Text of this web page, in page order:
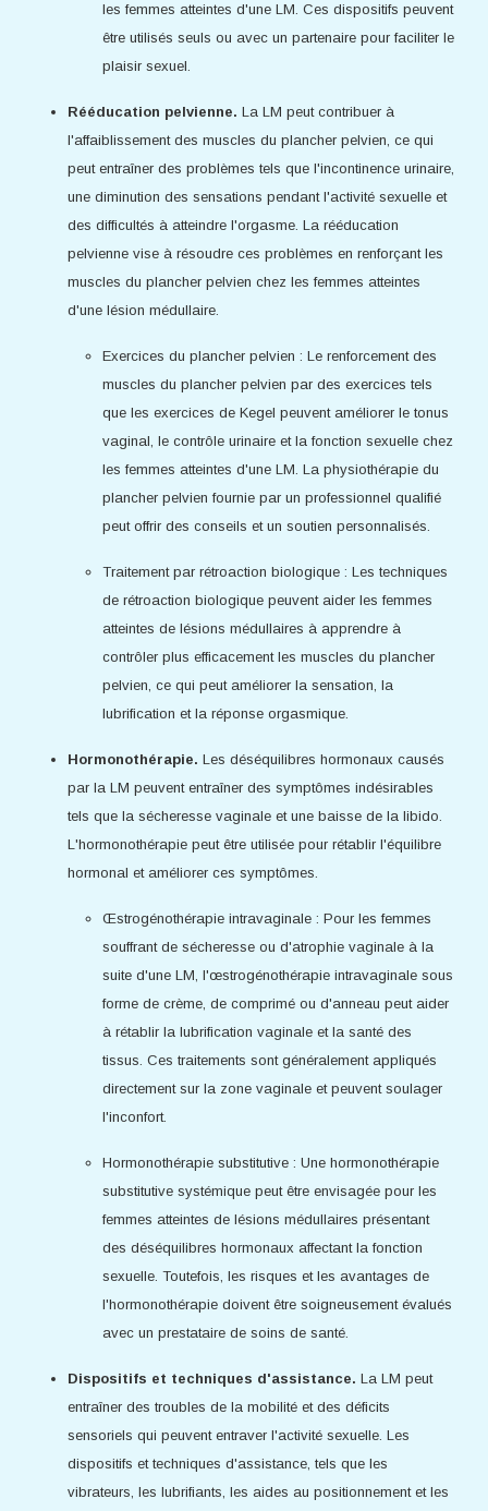
les femmes atteintes d'une LM. Ces dispositifs peuvent
être utilisés seuls ou avec un partenaire pour faciliter le
plaisir sexuel.
Rééducation pelvienne. La LM peut contribuer à
l'affaiblissement des muscles du plancher pelvien, ce qui
peut entraîner des problèmes tels que l'incontinence urinaire,
une diminution des sensations pendant l'activité sexuelle et
des difficultés à atteindre l'orgasme. La rééducation
pelvienne vise à résoudre ces problèmes en renforçant les
muscles du plancher pelvien chez les femmes atteintes
d'une lésion médullaire.
Exercices du plancher pelvien : Le renforcement des
muscles du plancher pelvien par des exercices tels
que les exercices de Kegel peuvent améliorer le tonus
vaginal, le contrôle urinaire et la fonction sexuelle chez
les femmes atteintes d'une LM. La physiothérapie du
plancher pelvien fournie par un professionnel qualifié
peut offrir des conseils et un soutien personnalisés.
Traitement par rétroaction biologique : Les techniques
de rétroaction biologique peuvent aider les femmes
atteintes de lésions médullaires à apprendre à
contrôler plus efficacement les muscles du plancher
pelvien, ce qui peut améliorer la sensation, la
lubrification et la réponse orgasmique.
Hormonothérapie. Les déséquilibres hormonaux causés
par la LM peuvent entraîner des symptômes indésirables
tels que la sécheresse vaginale et une baisse de la libido.
L'hormonothérapie peut être utilisée pour rétablir l'équilibre
hormonal et améliorer ces symptômes.
Œstrogénothérapie intravaginale : Pour les femmes
souffrant de sécheresse ou d'atrophie vaginale à la
suite d'une LM, l'œstrogénothérapie intravaginale sous
forme de crème, de comprimé ou d'anneau peut aider
à rétablir la lubrification vaginale et la santé des
tissus. Ces traitements sont généralement appliqués
directement sur la zone vaginale et peuvent soulager
l'inconfort.
Hormonothérapie substitutive : Une hormonothérapie
substitutive systémique peut être envisagée pour les
femmes atteintes de lésions médullaires présentant
des déséquilibres hormonaux affectant la fonction
sexuelle. Toutefois, les risques et les avantages de
l'hormonothérapie doivent être soigneusement évalués
avec un prestataire de soins de santé.
Dispositifs et techniques d'assistance. La LM peut
entraîner des troubles de la mobilité et des déficits
sensoriels qui peuvent entraver l'activité sexuelle. Les
dispositifs et techniques d'assistance, tels que les
vibrateurs, les lubrifiants, les aides au positionnement et les